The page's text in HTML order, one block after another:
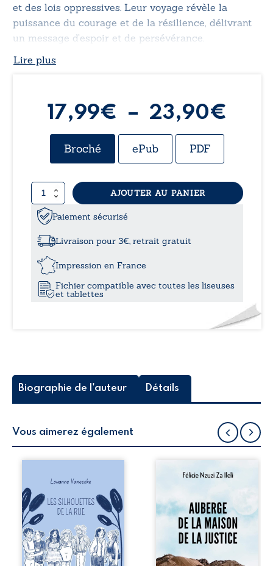
et des lois oppressives. Leur voyage révèle la
puissance du courage et de la résilience, délivrant
un message d’espoir et de persévérance.
Lire plus
17,99€ – 23,90€
Broché ePub PDF
quantité
de
Entre
ciel
AJOUTER AU PANIER
Paiement sécurisé
Livraison pour 3€, retrait gratuit
Impression en France
Fichier compatible avec toutes les liseuses
et tablettes
Biographie de l'auteur Détails
Vous aimerez également
la rue donne la
parole à six
personnages
ordinaires,
traversés par des
pensées, des
émotions et des
silences qui
Auberge de la
récit-témoignage
consacré au
parcours
exemplaire de
Mbala Zi Nkuaku
Lema Félix.